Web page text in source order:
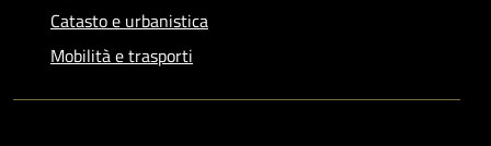
Catasto e urbanistica
Mobilità e trasporti